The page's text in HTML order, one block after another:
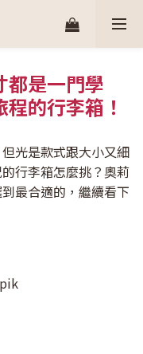
都是一門學
的行李箱！
光是款式跟大小又細
行李箱怎麼挑？奧莉
最合適的，繼續看下